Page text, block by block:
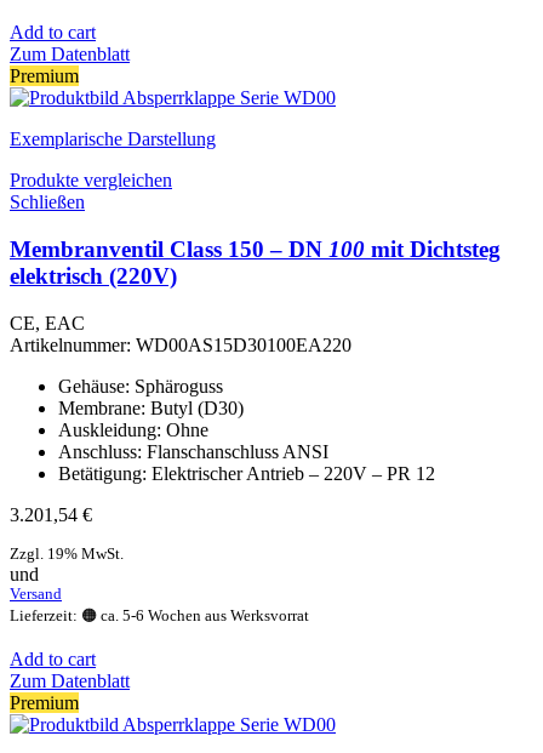
Add to cart
Zum Datenblatt
Premium
Exemplarische Darstellung
Produkte vergleichen
Schließen
Membranventil Class 150 – DN 100 mit Dichtsteg
elektrisch (220V)
CE, EAC
Artikelnummer: WD00AS15D30100EA220
Gehäuse: Sphäroguss
Membrane: Butyl (D30)
Auskleidung: Ohne
Anschluss: Flanschanschluss ANSI
Betätigung: Elektrischer Antrieb – 220V – PR 12
3.201,54 €
Zzgl. 19% MwSt.
und
Versand
Lieferzeit: 🟠 ca. 5-6 Wochen aus Werksvorrat
Add to cart
Zum Datenblatt
Premium